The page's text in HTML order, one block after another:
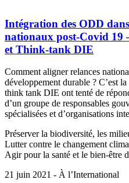
Intégration des ODD
nationaux post-Covid 19
et Think-tank DIE
Comment aligner relances
développement durable ? C’est
think tank DIE ont tenté de
d’un groupe de responsables
spécialisées et d’organisations
Préserver la biodiversité, les
Lutter contre le changement
Agir pour la santé et le bien-être
21 juin 2021 - À l’International